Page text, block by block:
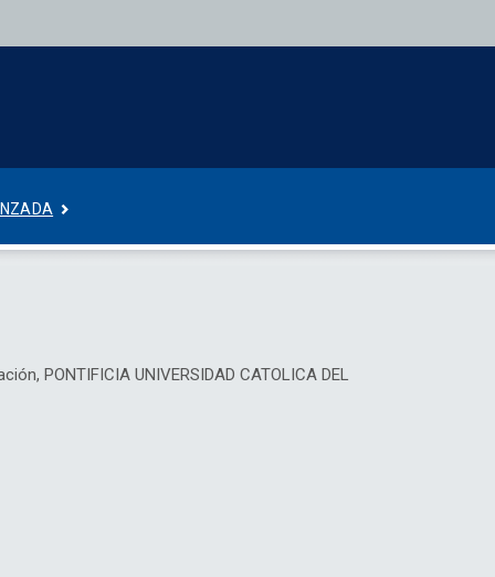
PONTIFICIA UNIVERSIDAD CATOLICA DEL